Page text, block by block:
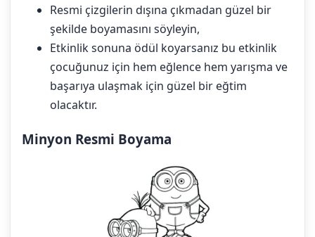
Resmi çizgilerin dışına çıkmadan güzel bir
şekilde boyamasını söyleyin,
Etkinlik sonuna ödül koyarsanız bu etkinlik
çocuğunuz için hem eğlence hem yarışma ve
başarıya ulaşmak için güzel bir eğtim
olacaktır.
Minyon Resmi Boyama